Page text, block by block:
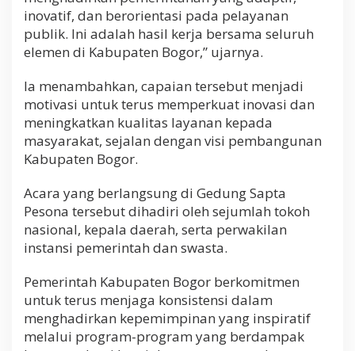
inovatif, dan berorientasi pada pelayanan
publik. Ini adalah hasil kerja bersama seluruh
elemen di Kabupaten Bogor,” ujarnya.
Ia menambahkan, capaian tersebut menjadi
motivasi untuk terus memperkuat inovasi dan
meningkatkan kualitas layanan kepada
masyarakat, sejalan dengan visi pembangunan
Kabupaten Bogor.
Acara yang berlangsung di Gedung Sapta
Pesona tersebut dihadiri oleh sejumlah tokoh
nasional, kepala daerah, serta perwakilan
instansi pemerintah dan swasta.
Pemerintah Kabupaten Bogor berkomitmen
untuk terus menjaga konsistensi dalam
menghadirkan kepemimpinan yang inspiratif
melalui program-program yang berdampak